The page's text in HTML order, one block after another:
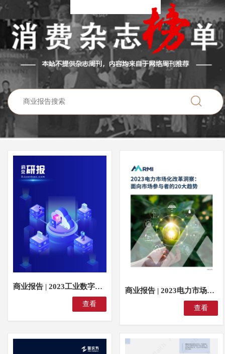
商业报告 | 2023工业数字化关键技术及发展趋势报告
查看
商业报告 | 2023电力市场化改革洞察
查看